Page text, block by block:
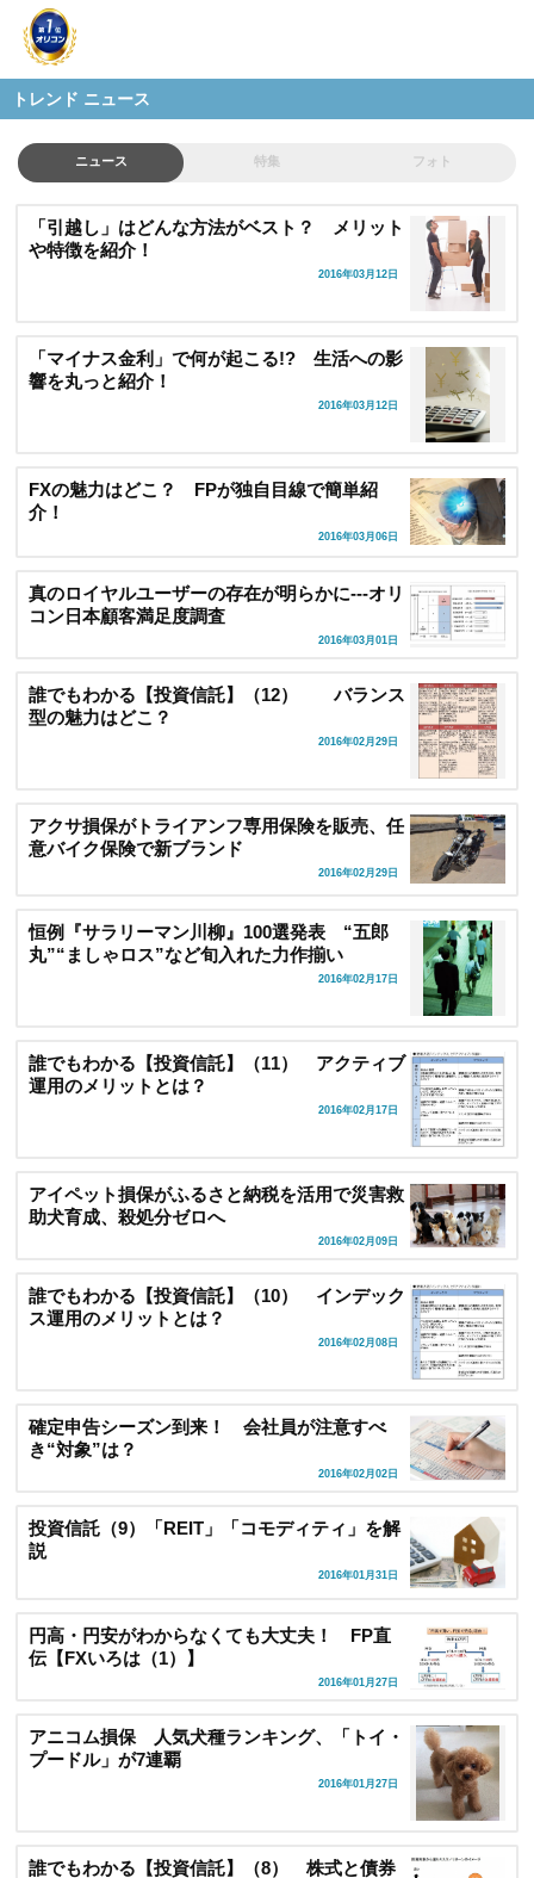
トレンド ニュース
ニュース 特集 フォト
「引越し」はどんな方法がベスト？ メリット
や特徴を紹介！
2016年03月12日
「マイナス金利」で何が起こる!? 生活への影
響を丸っと紹介！
2016年03月12日
FXの魅力はどこ？ FPが独自目線で簡単紹
介！
2016年03月06日
真のロイヤルユーザーの存在が明らかに---オリ
コン日本顧客満足度調査
2016年03月01日
誰でもわかる【投資信託】（12） バランス
型の魅力はどこ？
2016年02月29日
アクサ損保がトライアンフ専用保険を販売、任
意バイク保険で新ブランド
2016年02月29日
恒例『サラリーマン川柳』100選発表 “五郎
丸”“ましゃロス”など旬入れた力作揃い
2016年02月17日
誰でもわかる【投資信託】（11） アクティブ
運用のメリットとは？
2016年02月17日
アイペット損保がふるさと納税を活用で災害救
助犬育成、殺処分ゼロへ
2016年02月09日
誰でもわかる【投資信託】（10） インデック
ス運用のメリットとは？
2016年02月08日
確定申告シーズン到来！ 会社員が注意すべ
き“対象”は？
2016年02月02日
投資信託（9）「REIT」「コモディティ」を解
説
2016年01月31日
円高・円安がわからなくても大丈夫！ FP直
伝【FXいろは（1）】
2016年01月27日
アニコム損保 人気犬種ランキング、「トイ・
プードル」が7連覇
2016年01月27日
誰でもわかる【投資信託】（8） 株式と債券